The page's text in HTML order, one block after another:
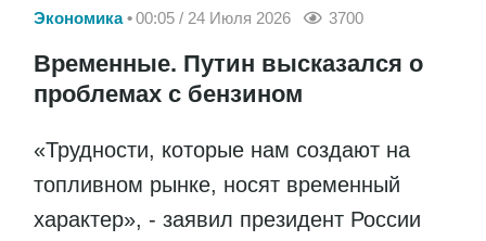
Экономика 00:05 / 24 Июля 2026 3700
Временные. Путин высказался о
проблемах с бензином
«Трудности, которые нам создают на
топливном рынке, носят временный
характер», - заявил президент России